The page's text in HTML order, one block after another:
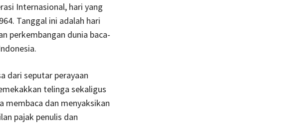
Internasional, hari yang
Tanggal ini adalah hari
perkembangan dunia baca-
dari seputar perayaan
telinga sekaligus
membaca dan menyaksikan
pajak penulis dan